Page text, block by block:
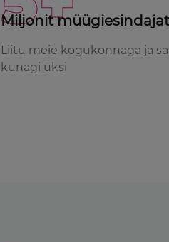
Miljonit müügiesindajat
Liitu meie kogukonnaga ja sa
kunagi üksi